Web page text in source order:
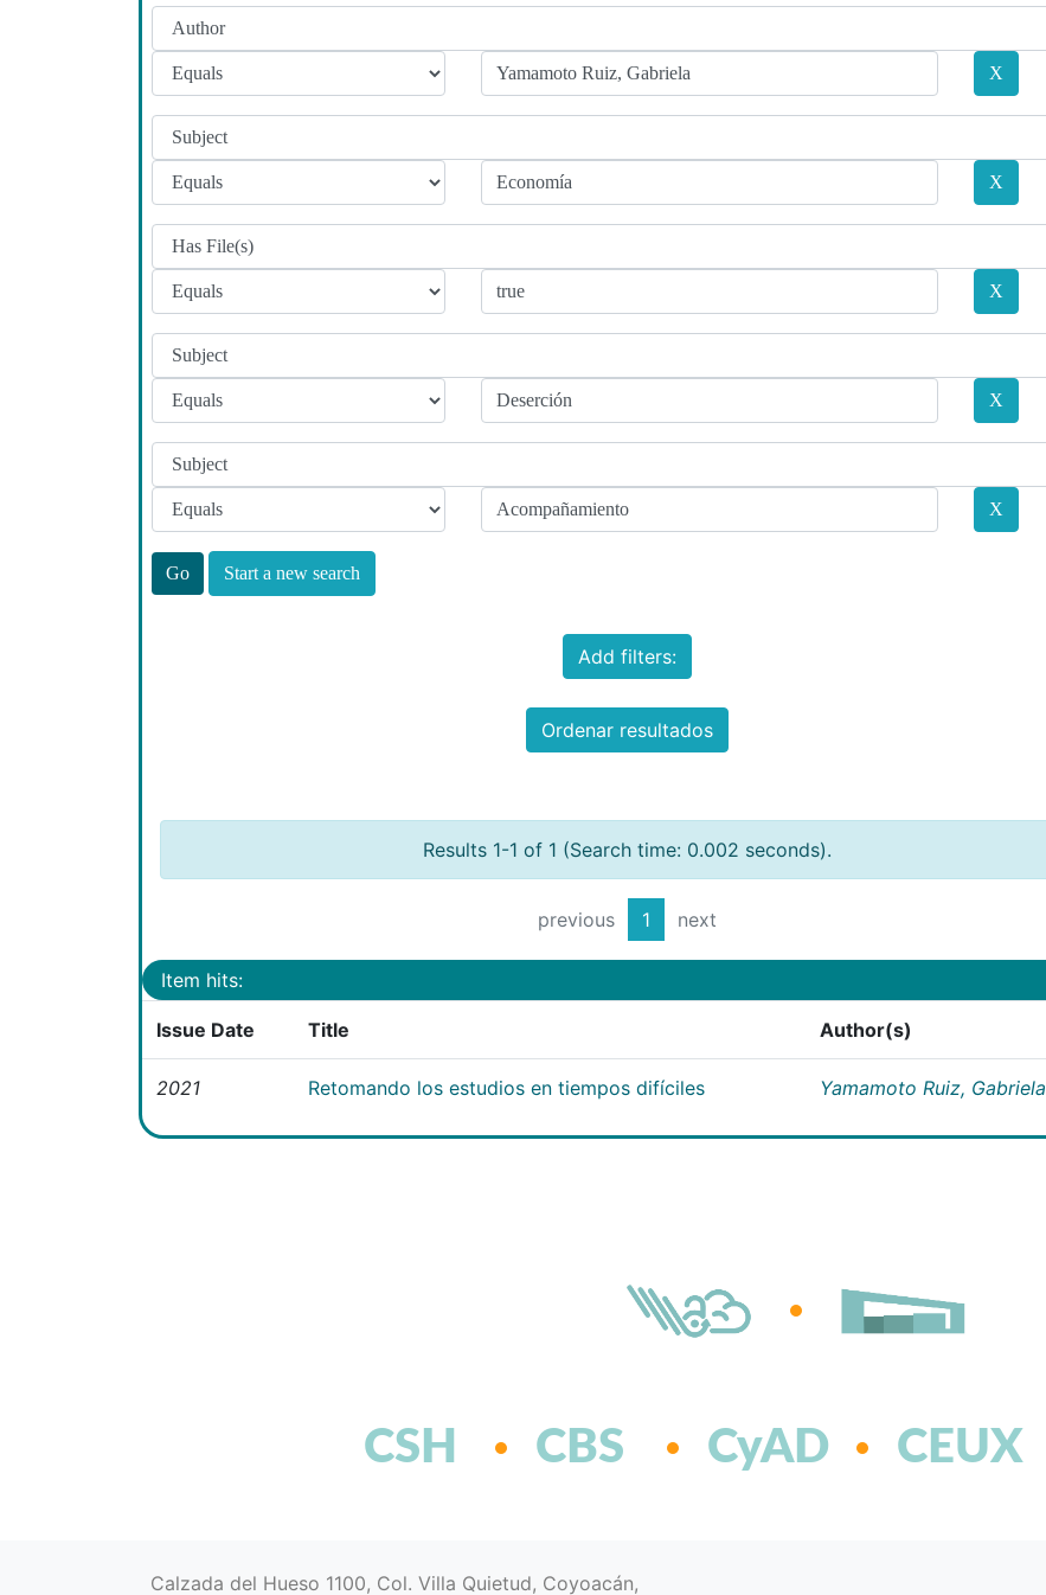
Start a new search
Add filters:
Ordenar resultados
Results 1-1 of 1 (Search time: 0.002 seconds).
previous 1 next
Item hits:
Issue Date Title Author(s)
2021 Retomando los estudios en tiempos difíciles Yamamoto Ruiz, Gabriela
CSH CBS CyAD CEUX
Calzada del Hueso 1100, Col. Villa Quietud, Coyoacán,